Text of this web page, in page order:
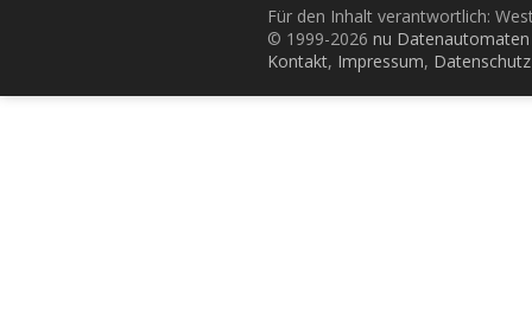
Für den Inhalt verantwortlich:
© 1999-2026 nu
Kontakt, Impressum, Datenschutz